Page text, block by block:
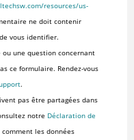
resources/us-
ne doit contenir
vous identifier.
une question concernant
ce formulaire. Rendez-vous
.
pas être partagées dans
notre Déclaration de
les données